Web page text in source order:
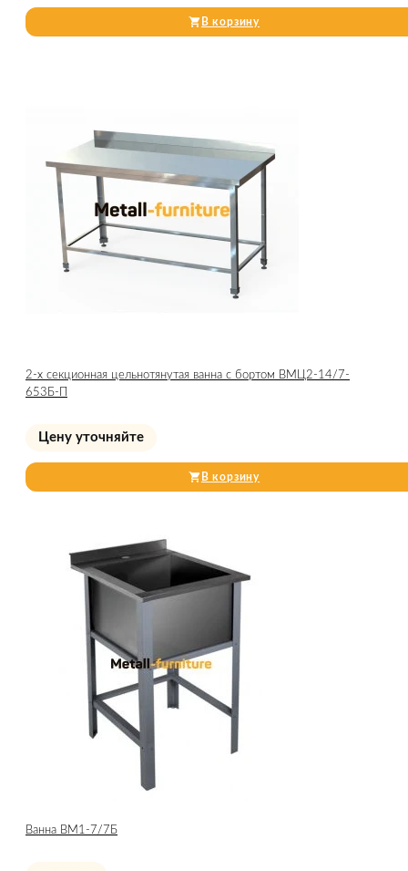
В корзину
2-х секционная цельнотянутая ванна с бортом ВМЦ2-14/7-
653Б-П
Цену уточняйте
В корзину
Ванна ВМ1-7/7Б